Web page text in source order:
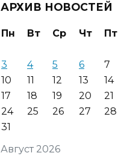
АРХИВ НОВОСТЕЙ
Август 2026
Пн Вт Ср Чт Пт
3
4 5 6 7
10
11 12 13 14
17
18 19 20 21
24
25 26 27 28
31